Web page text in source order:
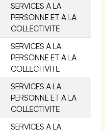
SERVICES A LA
PERSONNE ET A LA
COLLECTIVITE
SERVICES A LA
PERSONNE ET A LA
COLLECTIVITE
SERVICES A LA
PERSONNE ET A LA
COLLECTIVITE
SERVICES A LA